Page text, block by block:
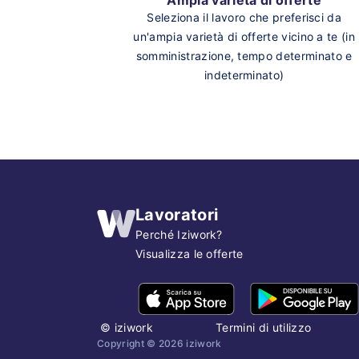
Seleziona il lavoro che preferisci da
un'ampia varietà di offerte vicino a te (in
somministrazione, tempo determinato e
indeterminato)
Lavoratori
Perché Iziwork?
Visualizza le offerte
© iziwork Termini di utilizzo
Copyright © 2026 iziwork